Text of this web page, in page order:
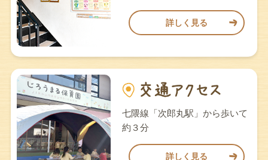
詳しく見る
七隈線「次郎丸駅」から歩いて
約３分
詳しく見る